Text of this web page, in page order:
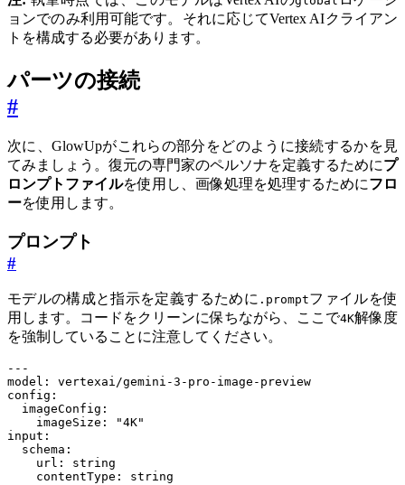
ョンでのみ利用可能です。それに応じてVertex AIクライアン
トを構成する必要があります。
パーツの接続
#
次に、GlowUpがこれらの部分をどのように接続するかを見
てみましょう。復元の専門家のペルソナを定義するためにプ
ロンプトファイルを使用し、画像処理を処理するためにフロ
ーを使用します。
プロンプト
#
モデルの構成と指示を定義するために .promptファイルを使
用します。コードをクリーンに保ちながら、ここで4K解像度
を強制していることに注意してください。
---
model :
vertexai/gemini-3-pro-image-preview
config :
imageConfig :
imageSize :
"4K"
input :
schema :
url :
string
contentType :
string